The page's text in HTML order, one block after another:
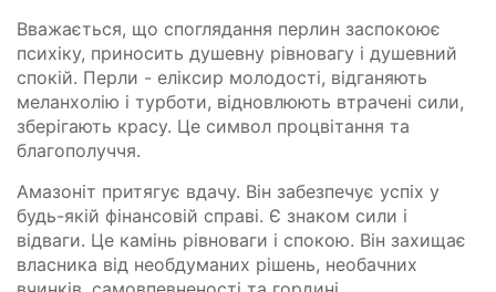
Вважається, що споглядання перлин заспокоює
психіку, приносить душевну рівновагу і душевний
спокій. Перли - еліксир молодості, відганяють
меланхолію і турботи, відновлюють втрачені сили,
зберігають красу. Це символ процвітання та
благополуччя.
Амазоніт притягує вдачу. Він забезпечує успіх у
будь-якій фінансовій справі. Є знаком сили і
відваги. Це камінь рівноваги і спокою. Він захищає
власника від необдуманих рішень, необачних